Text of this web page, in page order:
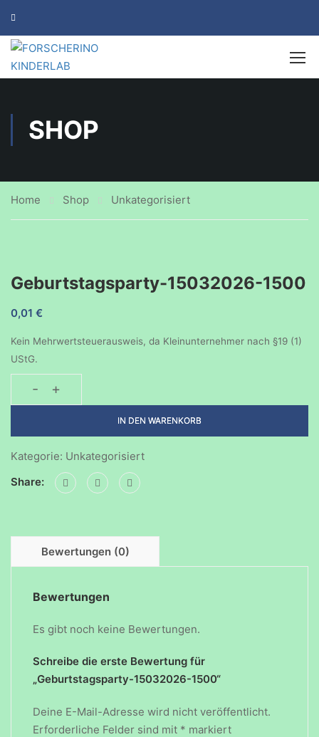
SHOP
Home Shop Unkategorisiert
Geburtstagsparty-15032026-1500
0,01 €
Kein Mehrwertsteuerausweis, da Kleinunternehmer nach §19 (1)
UStG.
-
Geburtstagsparty-
Menge
+
IN DEN WARENKORB
Kategorie: Unkategorisiert
Share:
Bewertungen (0)
Bewertungen
Es gibt noch keine Bewertungen.
Schreibe die erste Bewertung für
„Geburtstagsparty-15032026-1500“
Deine E-Mail-Adresse wird nicht veröffentlicht.
Erforderliche Felder sind mit * markiert